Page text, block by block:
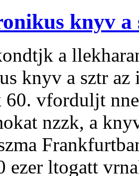
knyv
a
knyv a sztr
60. vforduljt
nzzk, a
ezer ltogatt